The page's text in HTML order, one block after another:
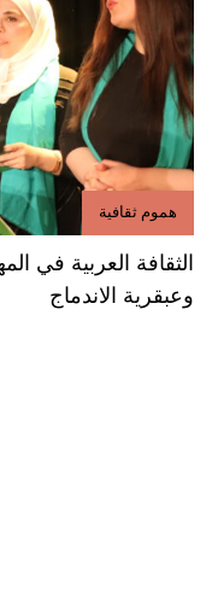
هموم ثقافية
الثقافة العربية في
وعبقرية الاندماج